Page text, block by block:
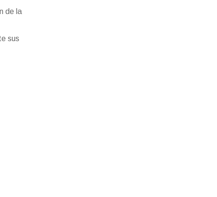
de la
sus